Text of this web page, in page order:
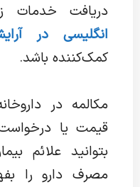
دریافت خدمات
انگلیسی در
کمک‌کننده باشد.
مکالمه در
قیمت یا
بتوانید علائم
مصرف دارو را